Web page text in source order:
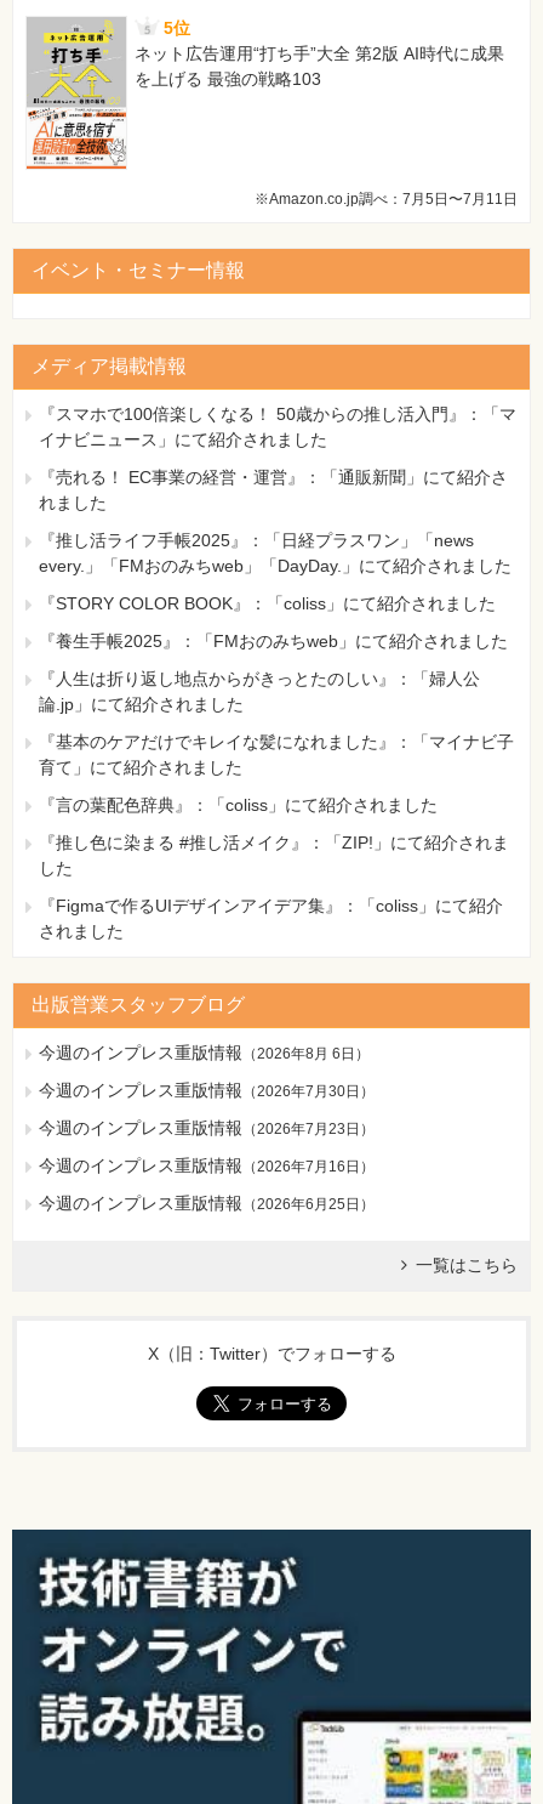
5位
ネット広告運用“打ち手”大全 第2版 AI時代に成果
を上げる 最強の戦略103
※Amazon.co.jp調べ：7月5日〜7月11日
イベント・セミナー情報
メディア掲載情報
『スマホで100倍楽しくなる！ 50歳からの推し活入門』：「マ
イナビニュース」にて紹介されました
『売れる！ EC事業の経営・運営』：「通販新聞」にて紹介さ
れました
『推し活ライフ手帳2025』：「日経プラスワン」「news
every.」「FMおのみちweb」「DayDay.」にて紹介されました
『STORY COLOR BOOK』：「coliss」にて紹介されました
『養生手帳2025』：「FMおのみちweb」にて紹介されました
『人生は折り返し地点からがきっとたのしい』：「婦人公
論.jp」にて紹介されました
『基本のケアだけでキレイな髪になれました』：「マイナビ子
育て」にて紹介されました
『言の葉配色辞典』：「coliss」にて紹介されました
『推し色に染まる #推し活メイク』：「ZIP!」にて紹介されま
した
『Figmaで作るUIデザインアイデア集』：「coliss」にて紹介
されました
出版営業スタッフブログ
今週のインプレス重版情報 （2026年8月 6日 ）
今週のインプレス重版情報 （2026年7月30日 ）
今週のインプレス重版情報 （2026年7月23日 ）
今週のインプレス重版情報 （2026年7月16日 ）
今週のインプレス重版情報 （2026年6月25日 ）
一覧はこちら
X（旧：Twitter）でフォローする